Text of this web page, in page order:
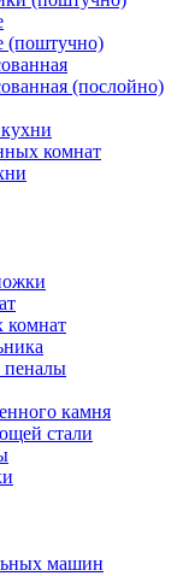
(поштучно)
(послойно)
комнат
комнат
камня
стали
машин